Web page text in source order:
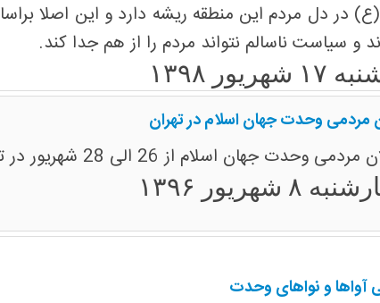
در دل مردم این منطقه ریشه دارد و این اصلا
و سیاست ناسالم نتواند مردم را از هم جدا کند.
شهریور ۱۳۹۸
مردمی وحدت جهان اسلام در تهران
28 شهریور در تهران برگزار خواهد شد. به گزارش روابط عمومی اتحادیه ...
۸ شهریور ۱۳۹۶
و نواهای وحدت